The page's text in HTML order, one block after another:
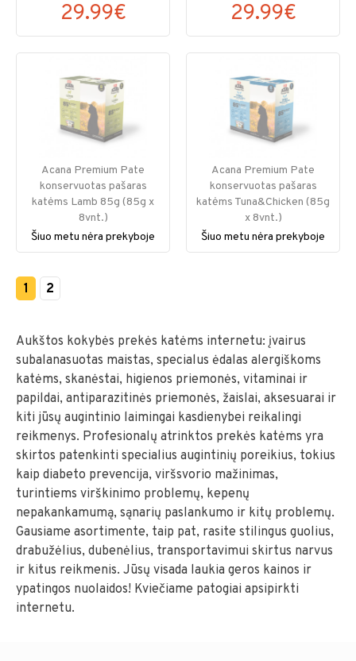
29.99€ 29.99€
Acana Premium Pate
konservuotas pašaras
katėms Lamb 85g (85g x
8vnt.)
Šiuo metu nėra prekyboje
Acana Premium Pate
konservuotas pašaras
katėms Tuna&Chicken (85g
x 8vnt.)
Šiuo metu nėra prekyboje
1 2
Aukštos kokybės prekės katėms internetu: įvairus
subalanasuotas maistas, specialus ėdalas alergiškoms
katėms, skanėstai, higienos priemonės, vitaminai ir
papildai, antiparazitinės priemonės, žaislai, aksesuarai ir
kiti jūsų augintinio laimingai kasdienybei reikalingi
reikmenys. Profesionalų atrinktos prekės katėms yra
skirtos patenkinti specialius augintinių poreikius, tokius
kaip diabeto prevencija, viršsvorio mažinimas,
turintiems virškinimo problemų, kepenų
nepakankamumą, sąnarių paslankumo ir kitų problemų.
Gausiame asortimente, taip pat, rasite stilingus guolius,
drabužėlius, dubenėlius, transportavimui skirtus narvus
ir kitus reikmenis. Jūsų visada laukia geros kainos ir
ypatingos nuolaidos! Kviečiame patogiai apsipirkti
internetu.